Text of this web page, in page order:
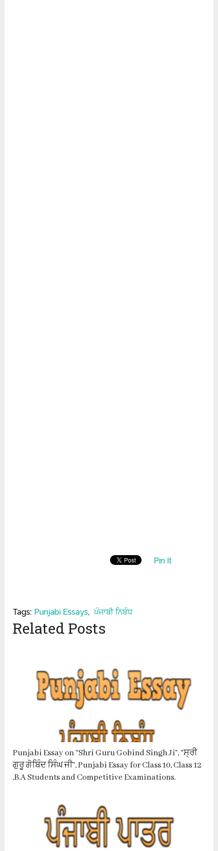
Pin It
Tags: Punjabi Essays, ਪੰਜਾਬੀ ਨਿਬੰਧ
Related Posts
Punjabi Essay on “Shri Guru Gobind Singh Ji”, “ਸ੍ਰੀ
ਗੁਰੂ ਗੋਬਿੰਦ ਸਿੰਘ ਜੀ”, Punjabi Essay for Class 10, Class 12
,B.A Students and Competitive Examinations.